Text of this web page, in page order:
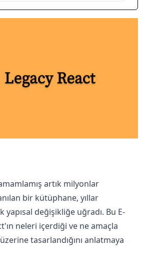
artık milyonlar
bir kütüphane, yıllar
yapısal değişikliğe uğradı. Bu E-
neleri içerdiği ve ne amaçla
tasarlandığını anlatmaya